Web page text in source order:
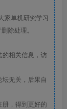
家单机研究学习
除处理。
的相关信息，访
无关，后果自
，得到更好的